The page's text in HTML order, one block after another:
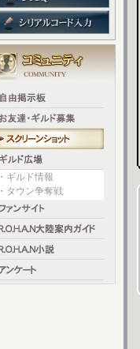
・ギルド情報
・タウン争奪戦